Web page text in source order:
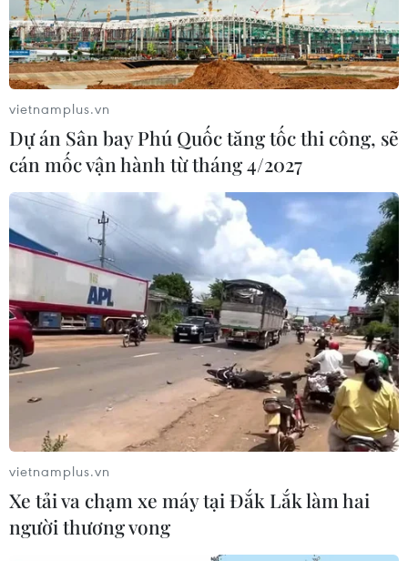
vietnamplus.vn
Dự án Sân bay Phú Quốc tăng tốc thi công, sẽ
cán mốc vận hành từ tháng 4/2027
vietnamplus.vn
Xe tải va chạm xe máy tại Đắk Lắk làm hai
người thương vong